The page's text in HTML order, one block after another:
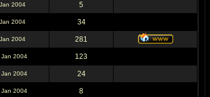
2004 5
2004 34
2004 281
Jan 2004 123
Jan 2004 24
Jan 2004 8